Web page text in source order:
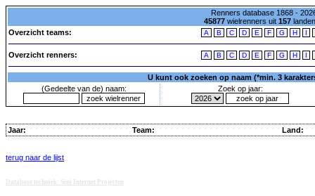
Renners database 1868 -
45877wielrenners uit 157
Overzicht teams:
A B C D E F G H I
Overzicht renners: A B C D E F G H I
U kunt ook zoeken op naam (*min. 3
(Gedeelte van de) naam:
Zoek op jaar:
Jaar: Team: Land:
terug naar de lijst
Database techniek: Sini Internet Projecten